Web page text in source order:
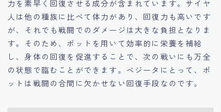
力を素早く回復させる成分が含まれています。サイヤ
人は他の種族に比べて体力があり、回復力も高いです
が、それでも戦闘でのダメージは大きな負担となりま
す。そのため、ポットを用いて効率的に栄養を補給
し、身体の回復を促進することで、次の戦いにも万全
の状態で臨むことができます。ベジータにとって、ポ
ットは戦闘の合間に欠かせない回復手段なのです。